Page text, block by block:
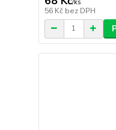
/ks
56 Kč bez DPH